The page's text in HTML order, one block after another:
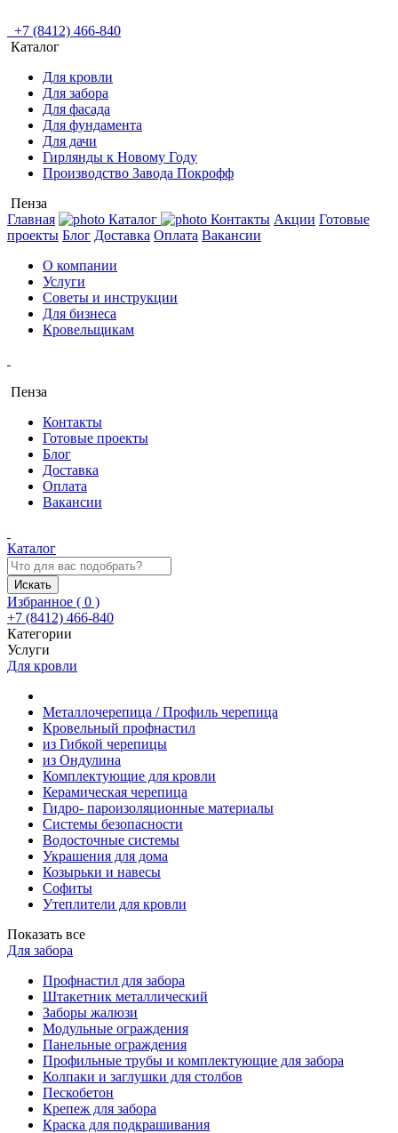
+7 (8412) 466-840
Каталог
Для кровли
Для забора
Для фасада
Для фундамента
Для дачи
Гирлянды к Новому Году
Производство Завода Покрофф
Пенза
Главная
Каталог Контакты Акции Готовые
проекты Блог Доставка Оплата Вакансии
О компании
Услуги
Советы и инструкции
Для бизнеса
Кровельщикам
Пенза
Контакты
Готовые проекты
Блог
Доставка
Оплата
Вакансии
Каталог
Искать
Избранное ( 0 )
+7 (8412) 466-840
Категории
Услуги
Для кровли
Металлочерепица / Профиль черепица
Кровельный профнастил
из Гибкой черепицы
из Ондулина
Комплектующие для кровли
Керамическая черепица
Гидро- пароизоляционные материалы
Системы безопасности
Водосточные системы
Украшения для дома
Козырьки и навесы
Софиты
Утеплители для кровли
Показать все
Для забора
Профнастил для забора
Штакетник металлический
Заборы жалюзи
Модульные ограждения
Панельные ограждения
Профильные трубы и комплектующие для забора
Колпаки и заглушки для столбов
Пескобетон
Крепеж для забора
Краска для подкрашивания